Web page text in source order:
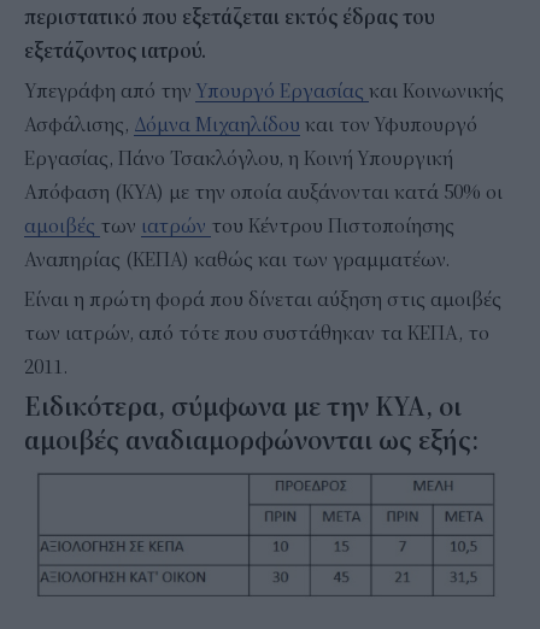
περιστατικό που εξετάζεται εκτός έδρας του
εξετάζοντος ιατρού.
Υπεγράφη από την Υπουργό Εργασίας και Κοινωνικής
Ασφάλισης, Δόμνα Μιχαηλίδου και τον Υφυπουργό
Εργασίας, Πάνο Τσακλόγλου, η Κοινή Υπουργική
Απόφαση (ΚΥΑ) με την οποία αυξάνονται κατά 50% οι
αμοιβές των ιατρών του Κέντρου Πιστοποίησης
Αναπηρίας (ΚΕΠΑ) καθώς και των γραμματέων.
Είναι η πρώτη φορά που δίνεται αύξηση στις αμοιβές
των ιατρών, από τότε που συστάθηκαν τα ΚΕΠΑ, το
2011.
Ειδικότερα, σύμφωνα με την ΚΥΑ, οι
αμοιβές αναδιαμορφώνονται ως εξής: